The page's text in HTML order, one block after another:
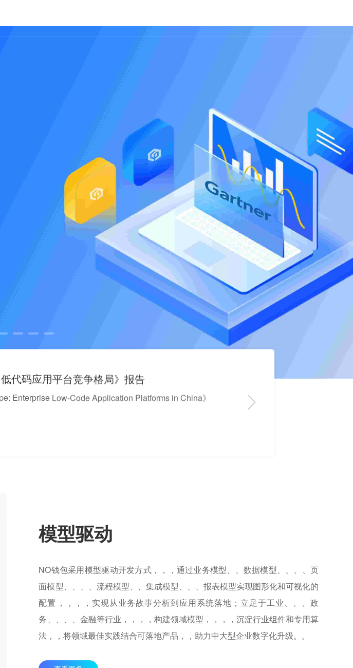
入选Forrester《中国低代码平台发展报告》
《The State of Low-Code Platforms in China》
模型驱动
NO钱包采用模型驱动开发方式，，，通过业务模型、、数据模型、、、、页
面模型、、、、流程模型、、集成模型、、、报表模型实现图形化和可视化的
配置，，，，实现从业务故事分析到应用系统落地；立足于工业、、、政
务、、、、金融等行业，，，，构建领域模型，，，，沉淀行业组件和专用算
法，，将领域最佳实践结合可落地产品，，助力中大型企业数字化升级。。